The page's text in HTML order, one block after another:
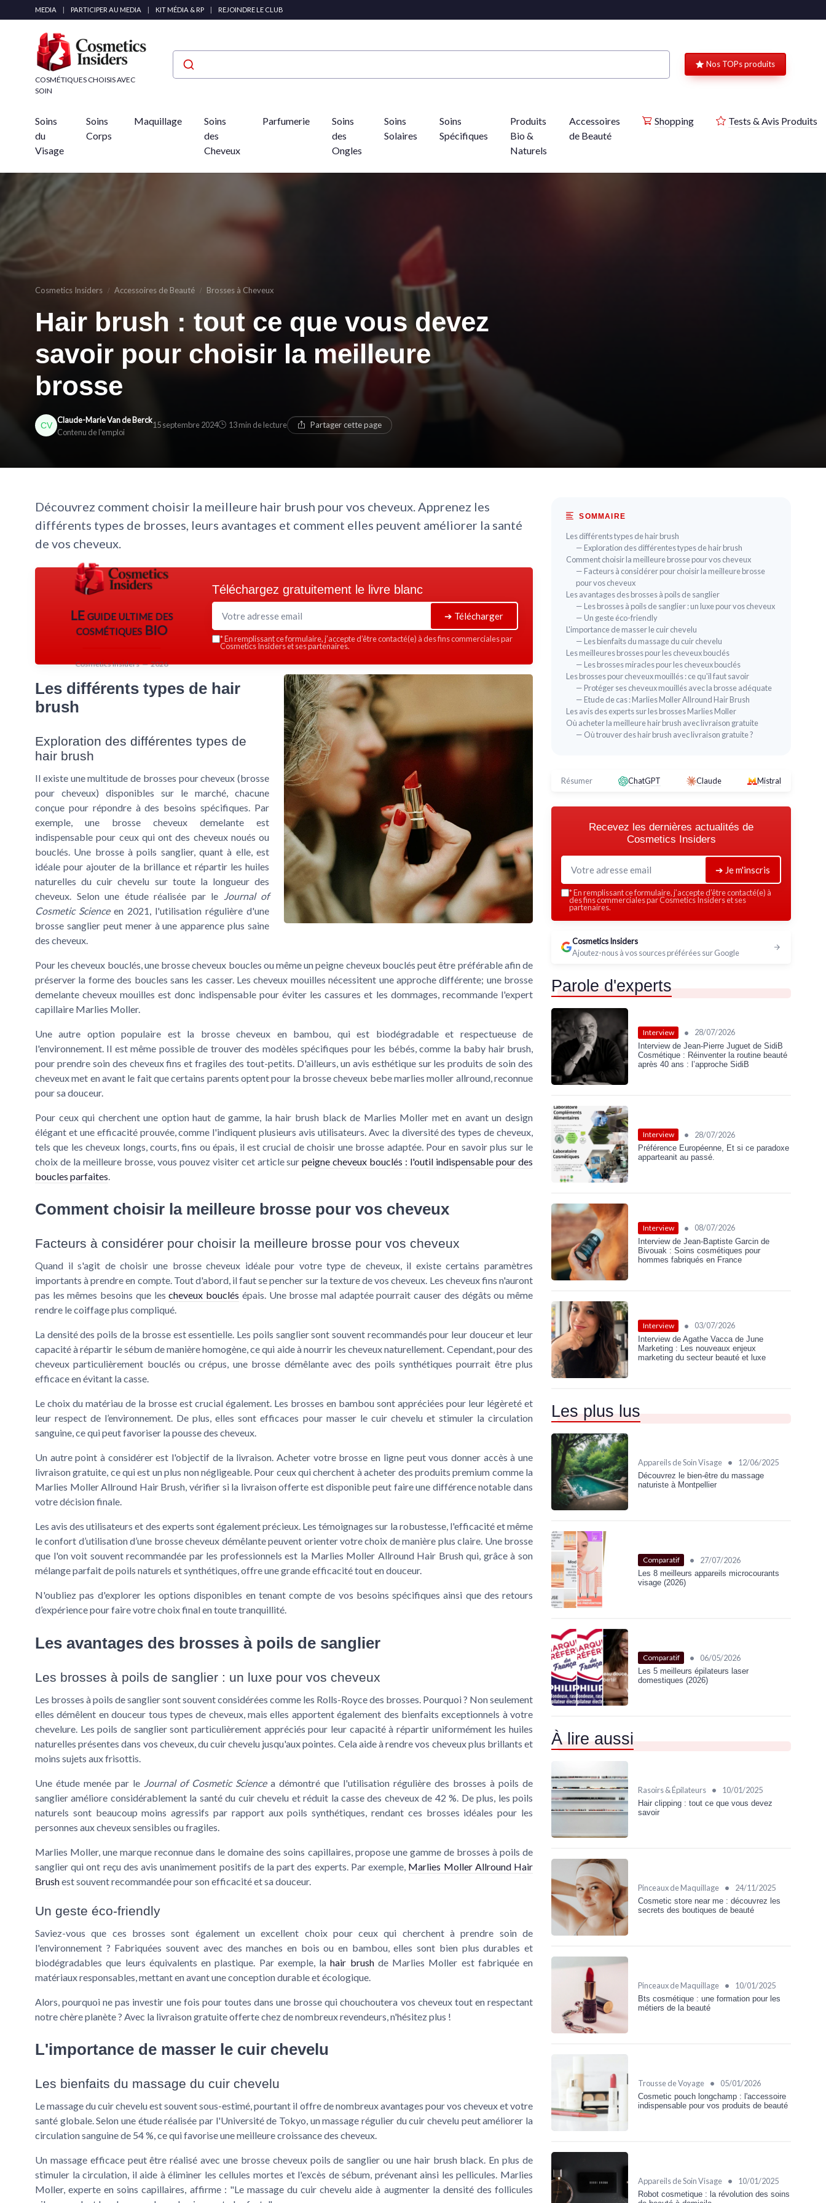
MEDIA | PARTICIPER AU MEDIA | KIT MÉDIA & RP | REJOINDRE LE CLUB
COSMÉTIQUES CHOISIS AVEC
SOIN
Nos TOPs produits
Soins
du
Visage
Soins
Corps
Maquillage
Soins
des
Cheveux
Parfumerie
Soins
des
Ongles
Soins
Solaires
Soins
Spécifiques
Produits
Bio &
Naturels
Accessoires
de Beauté
Shopping Tests & Avis Produits
Cosmetics Insiders Accessoires de Beauté Brosses à Cheveux
Hair brush : tout ce que vous devez
savoir pour choisir la meilleure
brosse
Claude-Marie Van de Berck
Contenu de l'emploi
15 septembre 2024 13 min de lecture Partager cette page
Découvrez comment choisir la meilleure hair brush pour vos cheveux. Apprenez les
différents types de brosses, leurs avantages et comment elles peuvent améliorer la santé
de vos cheveux.
LE guide ultime des
cosmétiques BIO
Cosmetics Insiders — 2026
Téléchargez gratuitement le livre blanc
➔ Télécharger
*En remplissant ce formulaire, j’accepte d’être contacté(e) à des fins commerciales par
Cosmetics Insiders et ses partenaires.
Les différents types de hair
brush
Exploration des différentes types de
hair brush
Il existe une multitude de brosses pour cheveux (brosse
pour cheveux) disponibles sur le marché, chacune
conçue pour répondre à des besoins spécifiques. Par
exemple, une brosse cheveux demelante est
indispensable pour ceux qui ont des cheveux noués ou
bouclés. Une brosse à poils sanglier, quant à elle, est
idéale pour ajouter de la brillance et répartir les huiles
naturelles du cuir chevelu sur toute la longueur des
cheveux. Selon une étude réalisée par le Journal of
Cosmetic Scienceen 2021, l'utilisation régulière d'une
brosse sanglier peut mener à une apparence plus saine
des cheveux.
Pour les cheveux bouclés, une brosse cheveux boucles ou même un peigne cheveux bouclés peut être préférable afin de
préserver la forme des boucles sans les casser. Les cheveux mouilles nécessitent une approche différente; une brosse
demelante cheveux mouilles est donc indispensable pour éviter les cassures et les dommages, recommande l'expert
capillaire Marlies Moller.
Une autre option populaire est la brosse cheveux en bambou, qui est biodégradable et respectueuse de
l'environnement. Il est même possible de trouver des modèles spécifiques pour les bébés, comme la baby hair brush,
pour prendre soin des cheveux fins et fragiles des tout-petits. D'ailleurs, un avis esthétique sur les produits de soin des
cheveux met en avant le fait que certains parents optent pour la brosse cheveux bebe marlies moller allround, reconnue
pour sa douceur.
Pour ceux qui cherchent une option haut de gamme, la hair brush black de Marlies Moller met en avant un design
élégant et une efficacité prouvée, comme l'indiquent plusieurs avis utilisateurs. Avec la diversité des types de cheveux,
tels que les cheveux longs, courts, fins ou épais, il est crucial de choisir une brosse adaptée. Pour en savoir plus sur le
choix de la meilleure brosse, vous pouvez visiter cet article surpeigne cheveux bouclés : l'outil indispensable pour des
boucles parfaites.
Comment choisir la meilleure brosse pour vos cheveux
Facteurs à considérer pour choisir la meilleure brosse pour vos cheveux
Quand il s'agit de choisir une brosse cheveux idéale pour votre type de cheveux, il existe certains paramètres
importants à prendre en compte. Tout d'abord, il faut se pencher sur la texture de vos cheveux. Les cheveux fins n'auront
pas les mêmes besoins que lescheveux bouclés épais. Une brosse mal adaptée pourrait causer des dégâts ou même
rendre le coiffage plus compliqué.
La densité des poils de la brosse est essentielle. Les poils sangliersont souvent recommandés pour leur douceur et leur
capacité à répartir le sébum de manière homogène, ce qui aide à nourrir les cheveux naturellement. Cependant, pour des
cheveux particulièrement bouclés ou crépus, une brosse démêlante avec des poils synthétiques pourrait être plus
efficace en évitant la casse.
Le choix du matériau de la brosse est crucial également. Les brosses en bambou sont appréciées pour leur légèreté et
leur respect de l’environnement. De plus, elles sont efficaces pour masser le cuir chevelu et stimuler la circulation
sanguine, ce qui peut favoriser la pousse des cheveux.
Un autre point à considérer est l'objectif de la livraison. Acheter votre brosse en ligne peut vous donner accès à une
livraison gratuite, ce qui est un plus non négligeable. Pour ceux qui cherchent à acheter des produits premium comme la
Marlies Moller Allround Hair Brush, vérifier si la livraison offerte est disponible peut faire une différence notable dans
votre décision finale.
Les avis des utilisateurs et des experts sont également précieux. Les témoignages sur la robustesse, l'efficacité et même
le confort d’utilisation d’une brosse cheveux démêlante peuvent orienter votre choix de manière plus claire. Une brosse
que l'on voit souvent recommandée par les professionnels est la Marlies Moller Allround Hair Brushqui, grâce à son
mélange parfait de poils naturels et synthétiques, offre une grande efficacité tout en douceur.
N'oubliez pas d'explorer les options disponibles en tenant compte de vos besoins spécifiques ainsi que des retours
d’expérience pour faire votre choix final en toute tranquillité.
Les avantages des brosses à poils de sanglier
Les brosses à poils de sanglier : un luxe pour vos cheveux
Les brosses àpoils de sangliersont souvent considérées comme les Rolls-Royce des brosses. Pourquoi ? Non seulement
elles démêlent en douceur tous types de cheveux, mais elles apportent également des bienfaits exceptionnels à votre
chevelure. Les poils de sanglier sont particulièrement appréciés pour leur capacité à répartir uniformément les huiles
naturelles présentes dans vos cheveux, du cuir chevelu jusqu'aux pointes. Cela aide à rendre vos cheveux plus brillants et
moins sujets aux frisottis.
Une étude menée par le Journal of Cosmetic Sciencea démontré que l'utilisation régulière des brosses à poils de
sanglier améliore considérablement la santé du cuir chevelu et réduit la casse des cheveux de 42 %. De plus, les poils
naturels sont beaucoup moins agressifs par rapport aux poils synthétiques, rendant ces brosses idéales pour les
personnes aux cheveux sensibles ou fragiles.
Marlies Moller, une marque reconnue dans le domaine des soins capillaires, propose une gamme de brosses à poils de
sanglier qui ont reçu des avis unanimement positifs de la part des experts. Par exemple, Marlies Moller Allround Hair
Brushest souvent recommandée pour son efficacité et sa douceur.
Un geste éco-friendly
Saviez-vous que ces brosses sont également un excellent choix pour ceux qui cherchent à prendre soin de
l'environnement ? Fabriquées souvent avec des manches en bois ou en bambou, elles sont bien plus durables et
biodégradables que leurs équivalents en plastique. Par exemple, lahair brushde Marlies Moller est fabriquée en
matériaux responsables, mettant en avant une conception durable et écologique.
Alors, pourquoi ne pas investir une fois pour toutes dans une brosse qui chouchoutera vos cheveux tout en respectant
notre chère planète ? Avec la livraison gratuiteofferte chez de nombreux revendeurs, n'hésitez plus !
L'importance de masser le cuir chevelu
Les bienfaits du massage du cuir chevelu
Le massage du cuir chevelu est souvent sous-estimé, pourtant il offre de nombreux avantages pour vos cheveux et votre
santé globale. Selon une étude réalisée par l'Université de Tokyo, un massage régulier du cuir chevelu peut améliorer la
circulation sanguine de 54 %, ce qui favorise une meilleure croissance des cheveux.
Un massage efficace peut être réalisé avec une brosse cheveux poils de sanglier ou une hair brush black. En plus de
stimuler la circulation, il aide à éliminer les cellules mortes et l'excès de sébum, prévenant ainsi les pellicules. Marlies
Moller, experte en soins capillaires, affirme : "Le massage du cuir chevelu aide à augmenter la densité des follicules
SOMMAIRE
Les différents types de hair brush
— Exploration des différentes types de hair brush
Comment choisir la meilleure brosse pour vos cheveux
— Facteurs à considérer pour choisir la meilleure brosse
pour vos cheveux
Les avantages des brosses à poils de sanglier
— Les brosses à poils de sanglier : un luxe pour vos cheveux
— Un geste éco-friendly
L'importance de masser le cuir chevelu
— Les bienfaits du massage du cuir chevelu
Les meilleures brosses pour les cheveux bouclés
— Les brosses miracles pour les cheveux bouclés
Les brosses pour cheveux mouillés : ce qu'il faut savoir
— Protéger ses cheveux mouillés avec la brosse adéquate
— Etude de cas : Marlies Moller Allround Hair Brush
Les avis des experts sur les brosses Marlies Moller
Où acheter la meilleure hair brush avec livraison gratuite
— Où trouver des hair brush avec livraison gratuite ?
Résumer ChatGPT Claude Mistral
Recevez les dernières actualités de
Cosmetics Insiders
➔ Je m'inscris
*En remplissant ce formulaire, j’accepte d’être contacté(e) à
des fins commerciales par Cosmetics Insiders et ses
partenaires.
Cosmetics Insiders
Ajoutez-nous à vos sources préférées sur Google
Parole d'experts
Interview • 28/07/2026
Interview de Jean-Pierre Juguet de SidiB
Cosmétique : Réinventer la routine beauté
après 40 ans : l’approche SidiB
Interview • 28/07/2026
Préférence Européenne, Et si ce paradoxe
apparteanit au passé.
Interview • 08/07/2026
Interview de Jean-Baptiste Garcin de
Bivouak : Soins cosmétiques pour
hommes fabriqués en France
Interview • 03/07/2026
Interview de Agathe Vacca de June
Marketing : Les nouveaux enjeux
marketing du secteur beauté et luxe
Les plus lus
Appareils de Soin Visage • 12/06/2025
Découvrez le bien-être du massage
naturiste à Montpellier
Comparatif • 27/07/2026
Les 8 meilleurs appareils microcourants
visage (2026)
Comparatif • 06/05/2026
Les 5 meilleurs épilateurs laser
domestiques (2026)
À lire aussi
Rasoirs & Épilateurs • 10/01/2025
Hair clipping : tout ce que vous devez
savoir
Pinceaux de Maquillage • 24/11/2025
Cosmetic store near me : découvrez les
secrets des boutiques de beauté
Pinceaux de Maquillage • 10/01/2025
Bts cosmétique : une formation pour les
métiers de la beauté
Trousse de Voyage • 05/01/2026
Cosmetic pouch longchamp : l'accessoire
indispensable pour vos produits de beauté
Appareils de Soin Visage • 10/01/2025
Robot cosmetique : la révolution des soins
Panneau de gestion des cookies